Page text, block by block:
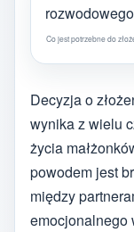
Co jest potrzebne do
Decyzja o
wynika z wielu
życia
powodem jest
między
emocjonalnego